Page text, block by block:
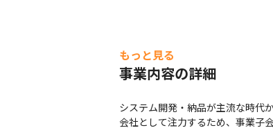
もっと見る
事業内容の詳細
システム開発・納品が主流な時代
会社として注力するため、事業子